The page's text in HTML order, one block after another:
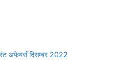
अफेयर्स दिसम्बर 2022